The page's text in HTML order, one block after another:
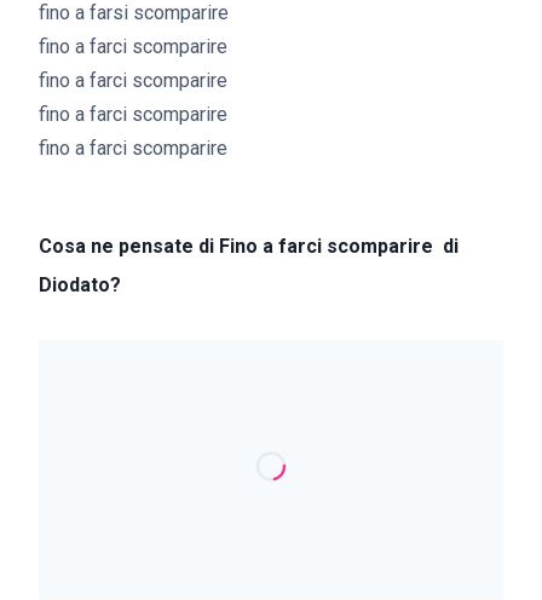
fino a farsi scomparire
fino a farci scomparire
fino a farci scomparire
fino a farci scomparire
fino a farci scomparire
Cosa ne pensate di Fino a farci scomparire di
Diodato?